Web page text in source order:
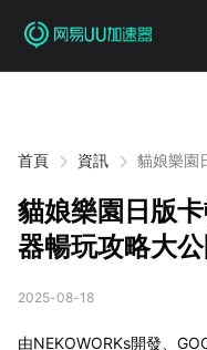
首頁 資訊
貓娘樂園
貓娘樂園日版
器暢玩攻略大公
2025-08-18
由NEKOWORKs開發、